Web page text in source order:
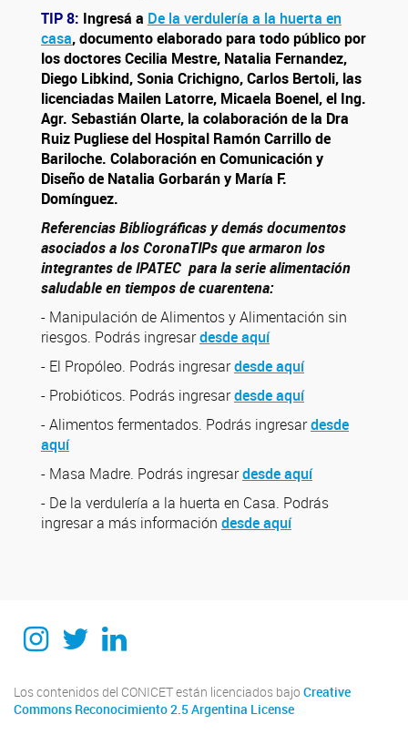
TIP 8: Ingresá a De la verdulería a la huerta en
casa, documento elaborado para todo público por
los doctores Cecilia Mestre, Natalia Fernandez,
Diego Libkind, Sonia Crichigno, Carlos Bertoli, las
licenciadas Mailen Latorre, Micaela Boenel, el Ing.
Agr. Sebastián Olarte, la colaboración de la Dra
Ruiz Pugliese del Hospital Ramón Carrillo de
Bariloche. Colaboración en Comunicación y
Diseño de Natalia Gorbarán y María F.
Domínguez.
Referencias Bibliográficas y demás documentos
asociados a los CoronaTIPs que armaron los
integrantes de IPATEC para la serie alimentación
saludable en tiempos de cuarentena:
- Manipulación de Alimentos y Alimentación sin
riesgos. Podrás ingresardesde aquí
- El Propóleo. Podrás ingresardesde aquí
- Probióticos. Podrás ingresardesde aquí
- Alimentos fermentados. Podrás ingresardesde
aquí
- Masa Madre. Podrás ingresardesde aquí
- De la verdulería a la huerta en Casa. Podrás
ingresar a más información desde aquí
Instagram
TwitterLinkedin
Los contenidos del CONICET están licenciados bajo Creative
Commons Reconocimiento 2.5 Argentina License